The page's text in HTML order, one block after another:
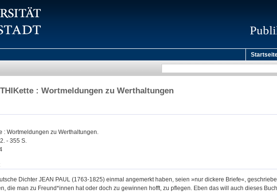
: Wortmeldungen zu Werthaltungen
: Wortmeldungen zu Werthaltungen.
- 355 S.
Dichter JEAN PAUL (1763-1825) einmal angemerkt haben, seien »nur dickere Briefe«,
die man zu Freund*innen hat oder doch zu gewinnen hofft, zu pflegen. Eben das will auch dieses